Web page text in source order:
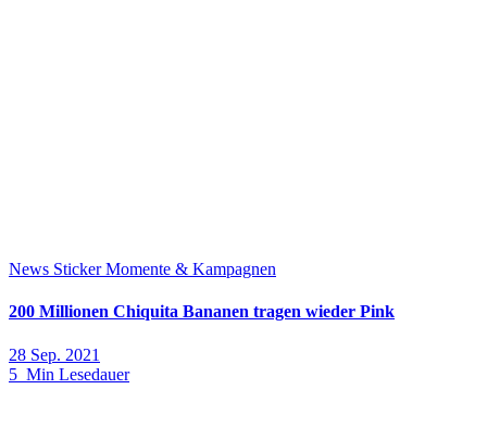
News Sticker Momente & Kampagnen
200 Millionen Chiquita Bananen tragen wieder Pink
28 Sep. 2021
5 Min Lesedauer